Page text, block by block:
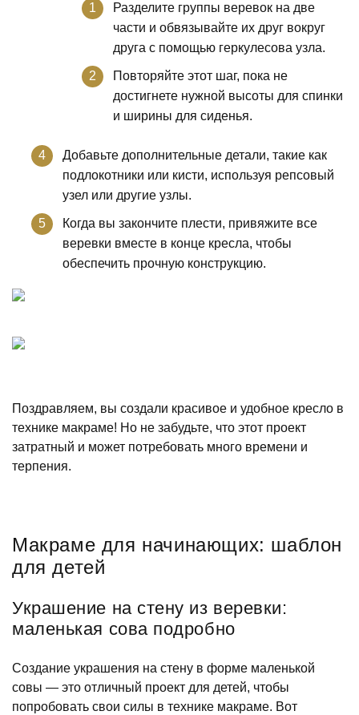
Разделите группы веревок на две
части и обвязывайте их друг вокруг
друга с помощью геркулесова узла.
Повторяйте этот шаг, пока не
достигнете нужной высоты для спинки
и ширины для сиденья.
Добавьте дополнительные детали, такие как
подлокотники или кисти, используя репсовый
узел или другие узлы.
Когда вы закончите плести, привяжите все
веревки вместе в конце кресла, чтобы
обеспечить прочную конструкцию.
Поздравляем, вы создали красивое и удобное кресло в
технике макраме! Но не забудьте, что этот проект
затратный и может потребовать много времени и
терпения.
Макраме для начинающих: шаблон
для детей
Украшение на стену из веревки:
маленькая сова подробно
Создание украшения на стену в форме маленькой
совы — это отличный проект для детей, чтобы
попробовать свои силы в технике макраме. Вот